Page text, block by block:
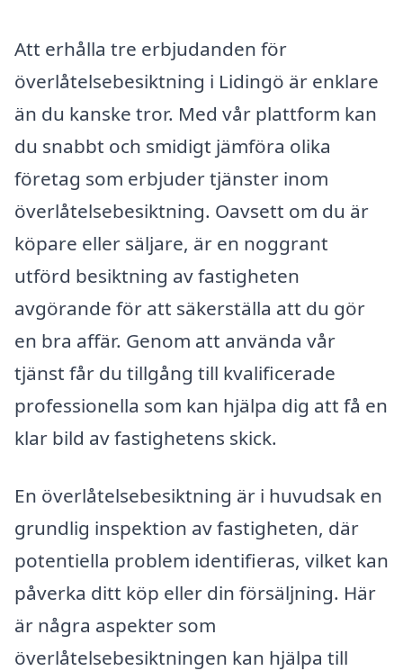
Att erhålla tre erbjudanden för
överlåtelsebesiktning i Lidingö är enklare
än du kanske tror. Med vår plattform kan
du snabbt och smidigt jämföra olika
företag som erbjuder tjänster inom
överlåtelsebesiktning. Oavsett om du är
köpare eller säljare, är en noggrant
utförd besiktning av fastigheten
avgörande för att säkerställa att du gör
en bra affär. Genom att använda vår
tjänst får du tillgång till kvalificerade
professionella som kan hjälpa dig att få en
klar bild av fastighetens skick.
En överlåtelsebesiktning är i huvudsak en
grundlig inspektion av fastigheten, där
potentiella problem identifieras, vilket kan
påverka ditt köp eller din försäljning. Här
är några aspekter som
överlåtelsebesiktningen kan hjälpa till